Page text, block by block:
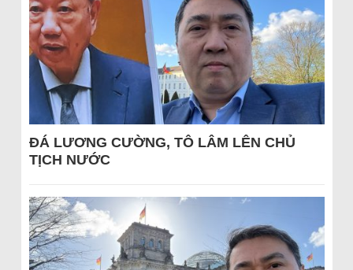
ĐÁ LƯƠNG CƯỜNG, TÔ LÂM LÊN CHỦ
TỊCH NƯỚC